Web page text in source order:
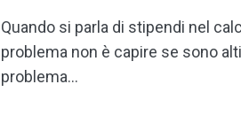
Quando si parla di stipendi nel
problema non è capire se sono
problema...